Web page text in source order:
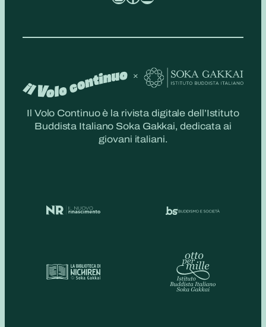
Il Volo Continuo è la rivista digitale dell’Istituto
Buddista Italiano Soka Gakkai, dedicata ai
giovani italiani.